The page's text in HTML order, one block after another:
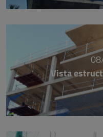
Vista